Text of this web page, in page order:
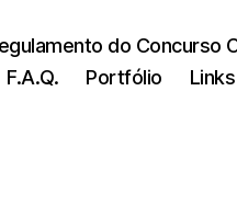
do Concurso
F.A.Q. Portfólio Links